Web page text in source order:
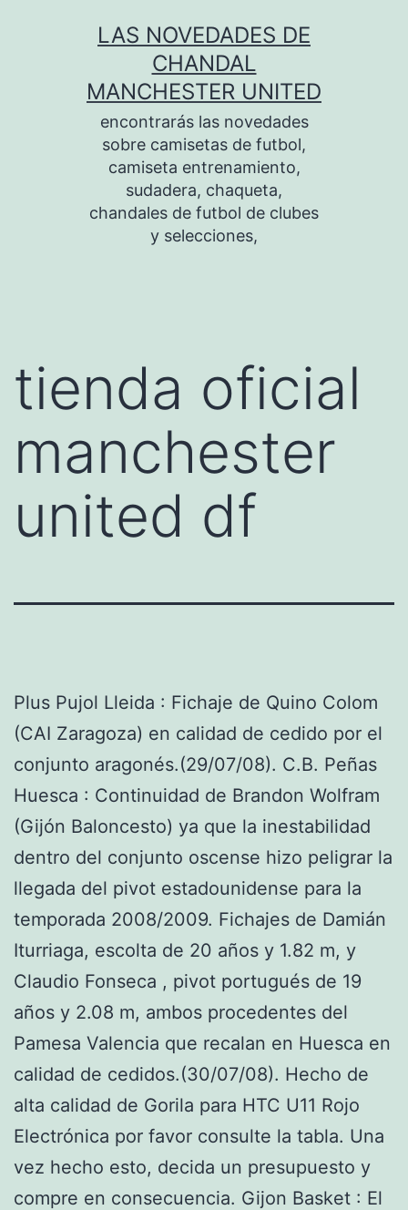
LAS NOVEDADES DE
CHANDAL
MANCHESTER UNITED
encontrarás las novedades
sobre camisetas de futbol,
camiseta entrenamiento,
sudadera, chaqueta,
chandales de futbol de clubes
y selecciones,
tienda oficial
manchester
united df
Plus Pujol Lleida : Fichaje de Quino Colom
(CAI Zaragoza) en calidad de cedido por el
conjunto aragonés.(29/07/08). C.B. Peñas
Huesca : Continuidad de Brandon Wolfram
(Gijón Baloncesto) ya que la inestabilidad
dentro del conjunto oscense hizo peligrar la
llegada del pivot estadounidense para la
temporada 2008/2009. Fichajes de Damián
Iturriaga, escolta de 20 años y 1.82 m, y
Claudio Fonseca , pivot portugués de 19
años y 2.08 m, ambos procedentes del
Pamesa Valencia que recalan en Huesca en
calidad de cedidos.(30/07/08). Hecho de
alta calidad de Gorila para HTC U11 Rojo
Electrónica por favor consulte la tabla. Una
vez hecho esto, decida un presupuesto y
compre en consecuencia. Gijon Basket : El